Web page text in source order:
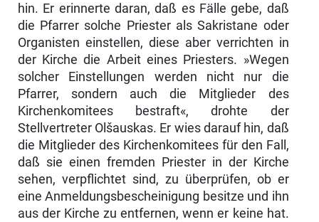
hin. Er erinnerte daran, daß es Fälle gebe, daß
die Pfarrer solche Priester als Sakristane oder
Organisten einstellen, diese aber verrichten in
der Kirche die Arbeit eines Priesters. »Wegen
solcher Einstellungen werden nicht nur die
Pfarrer, sondern auch die Mitglieder des
Kirchenkomitees bestraft«, drohte der
Stellvertreter Olšauskas. Er wies darauf hin, daß
die Mitglieder des Kirchenkomitees für den Fall,
daß sie einen fremden Priester in der Kirche
sehen, verpflichtet sind, zu überprüfen, ob er
eine Anmeldungs­bescheinigung besitze und ihn
aus der Kirche zu entfernen, wenn er keine hat.